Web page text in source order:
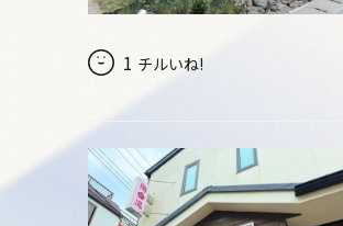
1 チルいね!